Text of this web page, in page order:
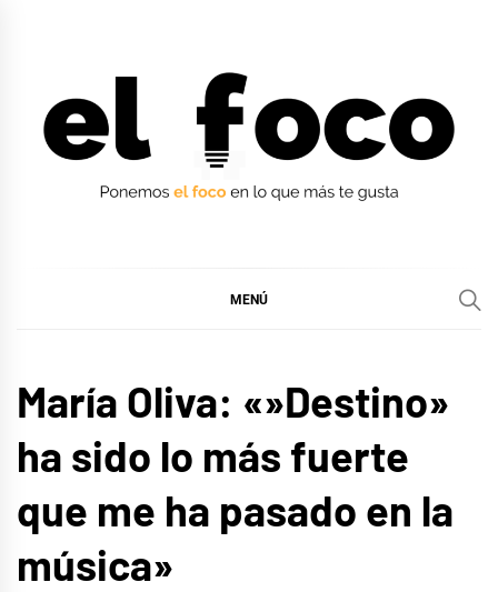
MENÚ
MÚSICA
María Oliva: «»Destino»
ha sido lo más fuerte
que me ha pasado en la
música»